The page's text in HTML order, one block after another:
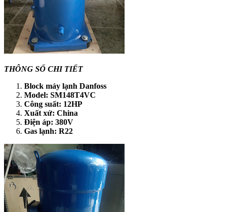
THÔNG SỐ CHI TIẾT
Block máy lạnh Danfoss
Model: SM148T4VC
Công suất: 12HP
Xuất xứ: China
Điện áp: 380V
Gas lạnh: R22